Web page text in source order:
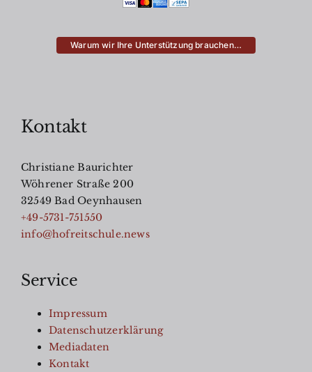
Warum wir Ihre Unterstützung brauchen…
Kontakt
Christiane Baurichter
Wöhrener Straße 200
32549 Bad Oeynhausen
+49-5731-751550
info@hofreitschule.news
Service
Impressum
Datenschutzerklärung
Mediadaten
Kontakt